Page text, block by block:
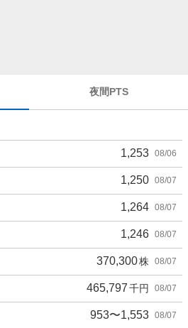
夜間PTS
1,253 08/06
1,250 08/07
1,264 08/07
1,246 08/07
370,300株 08/07
465,797千円 08/07
953〜1,553 08/07